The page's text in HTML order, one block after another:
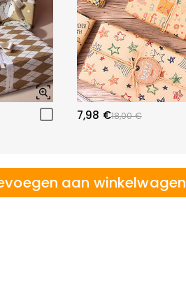
7,98 €18,00 €
aan winkelwagen